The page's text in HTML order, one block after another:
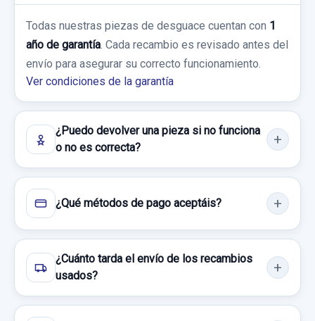
VOLKSWAGEN TIGUAN (AD1, AX1) 2.0 TDI
4MOTION
Garantía 1 año
Ref:1034879 OEM:3Q0407271N
69,41 €
Sin IVA, gastos de envío no incluidos.
Consultar por whatsapp
ABS 5Q0614517EE
ABS 5Q0614517EE usado.
VOLKSWAGEN TIGUAN (AD1, AX1) 2.0 TDI
4MOTION
Garantía 1 año
Ref:1034864 OEM:
53,71 €
Sin IVA, gastos de envío no incluidos.
Consultar por whatsapp
Todas nuestras piezas de desguace cuentan con 1
año de garantía . Cada recambio es revisado antes del
envío para asegurar su correcto funcionamiento.
Ver condiciones de la garantía
¿Puedo devolver una pieza si no funciona
o no es correcta?
¿Qué métodos de pago aceptáis?
¿Cuánto tarda el envío de los recambios
usados?